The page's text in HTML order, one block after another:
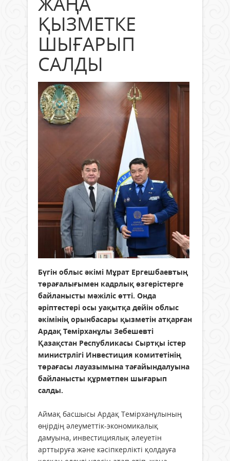
ҚЫЗМЕТКЕ
ШЫҒАРЫП
САЛДЫ
Бүгін облыс әкімі Мұрат Ергешбаевтың
төрағалығымен кадрлық өзгерістерге
байланысты мәжіліс өтті. Онда
әріптестері осы уақытқа дейін облыс
әкімінің орынбасары қызметін атқарған
Ардақ Темірханұлы Зебешевті
Қазақстан Республикасы Сыртқы істер
министрлігі Инвестиция комитетінің
төрағасы лауазымына тағайындалуына
байланысты құрметпен шығарып
салды.
Аймақ басшысы Ардақ Темірханұлының
өңірдің әлеуметтік-экономикалық
дамуына, инвестициялық әлеуетін
арттыруға және кәсіпкерлікті қолдауға